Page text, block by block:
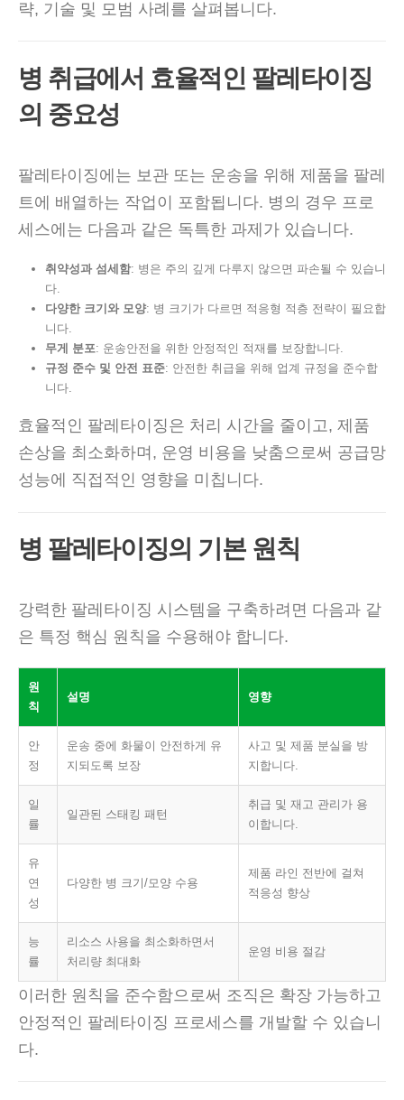
략, 기술 및 모범 사례를 살펴봅니다.
병 취급에서 효율적인 팔레타이징
의 중요성
팔레타이징에는 보관 또는 운송을 위해 제품을 팔레
트에 배열하는 작업이 포함됩니다. 병의 경우 프로
세스에는 다음과 같은 독특한 과제가 있습니다.
취약성과 섬세함: 병은 주의 깊게 다루지 않으면 파손될 수 있습니
다.
다양한 크기와 모양: 병 크기가 다르면 적응형 적층 전략이 필요합
니다.
무게 분포: 운송안전을 위한 안정적인 적재를 보장합니다.
규정 준수 및 안전 표준: 안전한 취급을 위해 업계 규정을 준수합
니다.
효율적인 팔레타이징은 처리 시간을 줄이고, 제품
손상을 최소화하며, 운영 비용을 낮춤으로써 공급망
성능에 직접적인 영향을 미칩니다.
병 팔레타이징의 기본 원칙
강력한 팔레타이징 시스템을 구축하려면 다음과 같
은 특정 핵심 원칙을 수용해야 합니다.
원
칙
설명 영향
안
정
운송 중에 화물이 안전하게 유
지되도록 보장
사고 및 제품 분실을 방
지합니다.
일
률
일관된 스태킹 패턴
취급 및 재고 관리가 용
이합니다.
유
연
성
다양한 병 크기/모양 수용
제품 라인 전반에 걸쳐
적응성 향상
능
률
리소스 사용을 최소화하면서
처리량 최대화
운영 비용 절감
이러한 원칙을 준수함으로써 조직은 확장 가능하고
안정적인 팔레타이징 프로세스를 개발할 수 있습니
다.